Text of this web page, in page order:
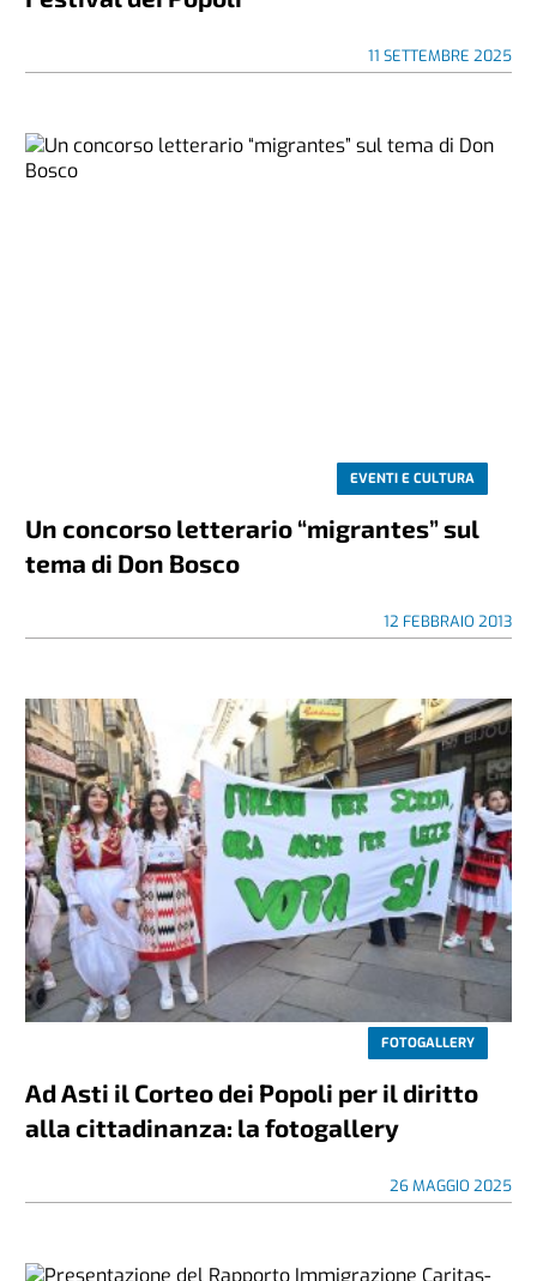
11 SETTEMBRE 2025
EVENTI E CULTURA
Un concorso letterario “migrantes” sul
tema di Don Bosco
12 FEBBRAIO 2013
FOTOGALLERY
Ad Asti il Corteo dei Popoli per il diritto
alla cittadinanza: la fotogallery
26 MAGGIO 2025